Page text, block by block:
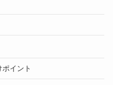
イント